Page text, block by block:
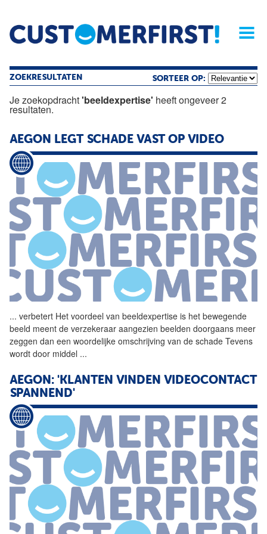
Home Opinie Archief
Magazine
ZOEKRESULTATEN SORTEER OP:
Je zoekopdracht'beeldexpertise' heeft ongeveer 2
resultaten.
AEGON LEGT SCHADE VAST OP VIDEO
... verbetert Het voordeel van beeldexpertise is het bewegende
beeld meent de verzekeraar aangezien beelden doorgaans meer
zeggen dan een woordelijke omschrijving van de schade Tevens
wordt door middel ...
AEGON: 'KLANTEN VINDEN VIDEOCONTACT
SPANNEND'